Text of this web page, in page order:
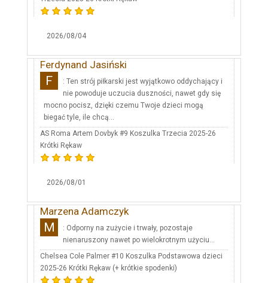
2026/08/04
Ferdynand Jasiński
F
: Ten strój piłkarski jest wyjątkowo oddychający i
nie powoduje uczucia duszności, nawet gdy się
mocno pocisz, dzięki czemu Twoje dzieci mogą
biegać tyle, ile chcą...
AS Roma Artem Dovbyk #9 Koszulka Trzecia 2025-26
Krótki Rękaw
2026/08/01
Marzena Adamczyk
M
: Odporny na zużycie i trwały, pozostaje
nienaruszony nawet po wielokrotnym użyciu...
Chelsea Cole Palmer #10 Koszulka Podstawowa dzieci
2025-26 Krótki Rękaw (+ krótkie spodenki)